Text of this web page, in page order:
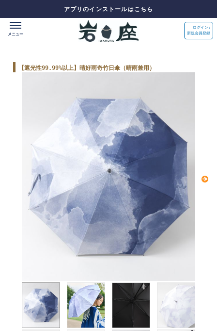
アプリのインストールはこちら
ログイン /
新規会員登録
【遮光性99.99%以上】晴好雨奇竹日傘（晴雨兼用）